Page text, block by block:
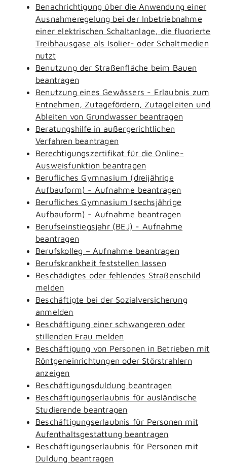
Benachrichtigung über die Anwendung einer
Ausnahmeregelung bei der Inbetriebnahme
einer elektrischen Schaltanlage, die fluorierte
Treibhausgase als Isolier- oder Schaltmedien
nutzt
Benutzung der Straßenfläche beim Bauen
beantragen
Benutzung eines Gewässers - Erlaubnis zum
Entnehmen, Zutagefördern, Zutageleiten und
Ableiten von Grundwasser beantragen
Beratungshilfe in außergerichtlichen
Verfahren beantragen
Berechtigungszertifikat für die Online-
Ausweisfunktion beantragen
Berufliches Gymnasium (dreijährige
Aufbauform) - Aufnahme beantragen
Berufliches Gymnasium (sechsjährige
Aufbauform) - Aufnahme beantragen
Berufseinstiegsjahr (BEJ) - Aufnahme
beantragen
Berufskolleg – Aufnahme beantragen
Berufskrankheit feststellen lassen
Beschädigtes oder fehlendes Straßenschild
melden
Beschäftigte bei der Sozialversicherung
anmelden
Beschäftigung einer schwangeren oder
stillenden Frau melden
Beschäftigung von Personen in Betrieben mit
Röntgeneinrichtungen oder Störstrahlern
anzeigen
Beschäftigungsduldung beantragen
Beschäftigungserlaubnis für ausländische
Studierende beantragen
Beschäftigungserlaubnis für Personen mit
Aufenthaltsgestattung beantragen
Beschäftigungserlaubnis für Personen mit
Duldung beantragen